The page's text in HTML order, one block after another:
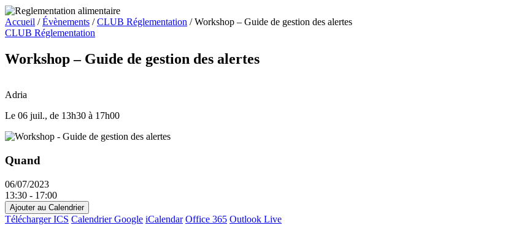
Accueil /Évènements /CLUB Réglementation /Workshop – Guide de gestion des alertes
CLUB Réglementation
Workshop – Guide de gestion des alertes
+
−
100 m
Adria
Le 06 juil., de 13h30 à 17h00
Quand
06/07/2023
13:30 - 17:00
Ajouter au Calendrier
Télécharger ICS Calendrier Google iCalendar Office 365 Outlook Live